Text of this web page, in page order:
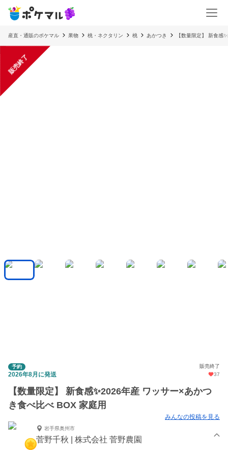
産直・通販のポケマル 果物 桃・ネクタリン 桃 あかつき 【数量限定】 新食感
販売終了
予約 販売終了
2026年8月に発送 37
【数量限定】 新食感✨2026年産 ワッサー×あかつ
き食べ比べ BOX 家庭用
みんなの投稿を見る
岩手県奥州市
菅野千秋 | 株式会社 菅野農園